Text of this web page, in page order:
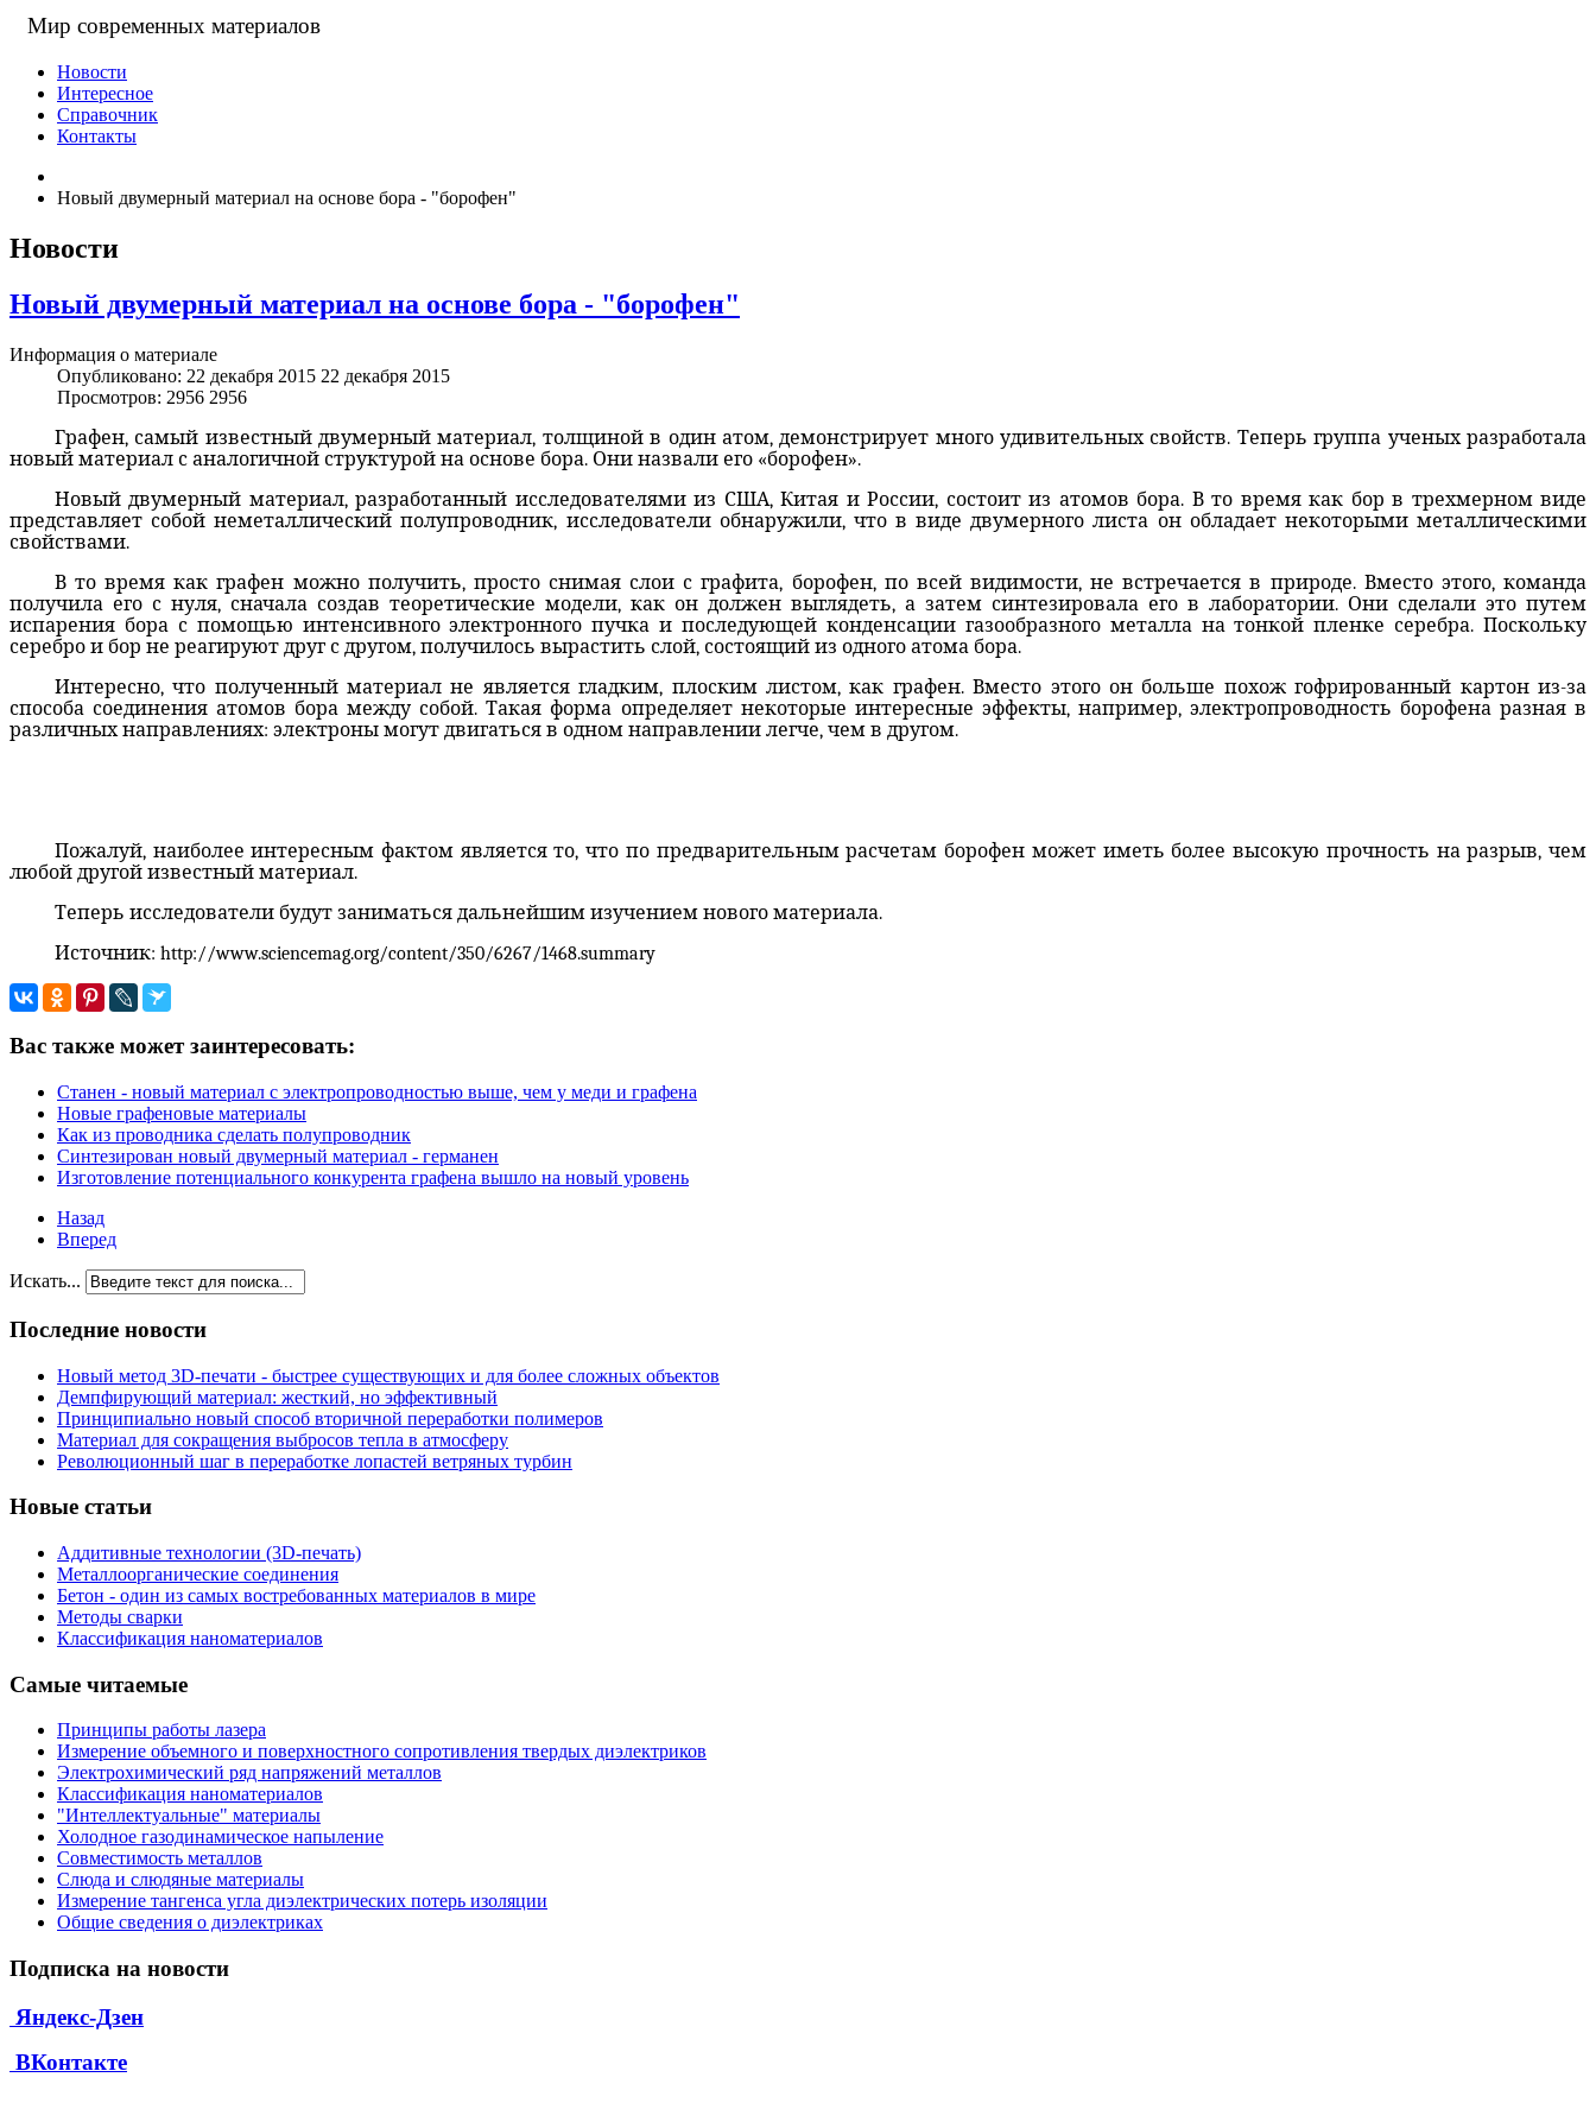
Мир современных материалов
Новости
Интересное
Справочник
Контакты
Новый двумерный материал на основе бора - "борофен"
Новости
Новый двумерный материал на основе бора - "борофен"
Информация о материале
Опубликовано: 22 декабря 2015 22 декабря 2015
Просмотров: 2956 2956
Графен, самый известный двумерный материал, толщиной в один атом, демонстрирует много удивительных свойств. Теперь группа ученых разработала
новый материал с аналогичной структурой на основе бора. Они назвали его «борофен».
Новый двумерный материал, разработанный исследователями из США, Китая и России, состоит из атомов бора. В то время как бор в трехмерном виде
представляет собой неметаллический полупроводник, исследователи обнаружили, что в виде двумерного листа он обладает некоторыми металлическими
свойствами.
В то время как графен можно получить, просто снимая слои с графита, борофен, по всей видимости, не встречается в природе. Вместо этого, команда
получила его с нуля, сначала создав теоретические модели, как он должен выглядеть, а затем синтезировала его в лаборатории. Они сделали это путем
испарения бора с помощью интенсивного электронного пучка и последующей конденсации газообразного металла на тонкой пленке серебра. Поскольку
серебро и бор не реагируют друг с другом, получилось вырастить слой, состоящий из одного атома бора.
Интересно, что полученный материал не является гладким, плоским листом, как графен. Вместо этого он больше похож гофрированный картон из-за
способа соединения атомов бора между собой. Такая форма определяет некоторые интересные эффекты, например, электропроводность борофена разная в
различных направлениях: электроны могут двигаться в одном направлении легче, чем в другом.
Пожалуй, наиболее интересным фактом является то, что по предварительным расчетам борофен может иметь более высокую прочность на разрыв, чем
любой другой известный материал.
Теперь исследователи будут заниматься дальнейшим изучением нового материала.
Источник: http://www.sciencemag.org/content/350/6267/1468.summary
Вас также может заинтересовать:
Станен - новый материал с электропроводностью выше, чем у меди и графена
Новые графеновые материалы
Как из проводника сделать полупроводник
Синтезирован новый двумерный материал - германен
Изготовление потенциального конкурента графена вышло на новый уровень
Назад
Вперед
Искать...
Последние новости
Новый метод 3D-печати - быстрее существующих и для более сложных объектов
Демпфирующий материал: жесткий, но эффективный
Принципиально новый способ вторичной переработки полимеров
Материал для сокращения выбросов тепла в атмосферу
Революционный шаг в переработке лопастей ветряных турбин
Новые статьи
Аддитивные технологии (3D-печать)
Металлоорганические соединения
Бетон - один из самых востребованных материалов в мире
Методы сварки
Классификация наноматериалов
Самые читаемые
Принципы работы лазера
Измерение объемного и поверхностного сопротивления твердых диэлектриков
Электрохимический ряд напряжений металлов
Классификация наноматериалов
"Интеллектуальные" материалы
Холодное газодинамическое напыление
Совместимость металлов
Слюда и слюдяные материалы
Измерение тангенса угла диэлектрических потерь изоляции
Общие сведения о диэлектриках
Подписка на новости
Яндекс-Дзен
ВКонтакте